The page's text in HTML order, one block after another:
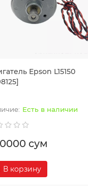
Epson L15150
Есть в наличии
сум
В корзину